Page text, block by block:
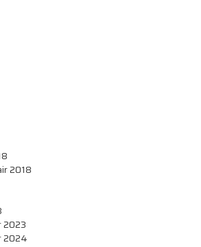
2018
2023
2024